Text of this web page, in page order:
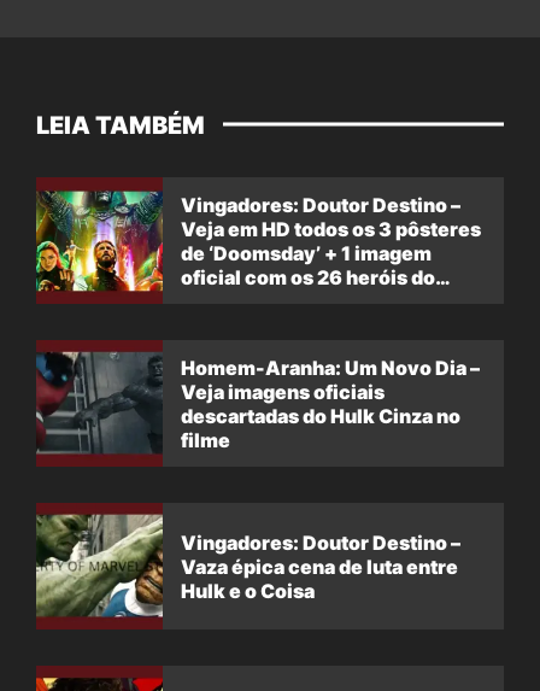
LEIA TAMBÉM
Vingadores: Doutor Destino –
Veja em HD todos os 3 pôsteres
de ‘Doomsday’ + 1 imagem
oficial com os 26 heróis do
Homem-Aranha: Um Novo Dia –
Veja imagens oficiais
descartadas do Hulk Cinza no
filme
Vingadores: Doutor Destino –
Vaza épica cena de luta entre
Hulk e o Coisa